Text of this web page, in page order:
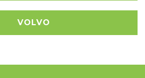
VOLVO